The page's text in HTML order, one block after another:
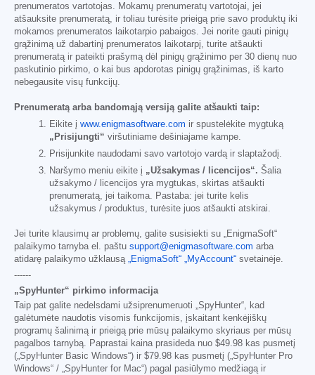
prenumeratos vartotojas. Mokamų prenumeratų vartotojai, jei
atšauksite prenumeratą, ir toliau turėsite prieigą prie savo produktų iki
mokamos prenumeratos laikotarpio pabaigos. Jei norite gauti pinigų
grąžinimą už dabartinį prenumeratos laikotarpį, turite atšaukti
prenumeratą ir pateikti prašymą dėl pinigų grąžinimo per 30 dienų nuo
paskutinio pirkimo, o kai bus apdorotas pinigų grąžinimas, iš karto
nebegausite visų funkcijų.
Prenumeratą arba bandomąją versiją galite atšaukti taip:
Eikite į www.enigmasoftware.com ir spustelėkite mygtuką
„Prisijungti“ viršutiniame dešiniajame kampe.
Prisijunkite naudodami savo vartotojo vardą ir slaptažodį.
Naršymo meniu eikite į „Užsakymas / licencijos“. Šalia
užsakymo / licencijos yra mygtukas, skirtas atšaukti
prenumeratą, jei taikoma. Pastaba: jei turite kelis
užsakymus / produktus, turėsite juos atšaukti atskirai.
Jei turite klausimų ar problemų, galite susisiekti su „EnigmaSoft“
palaikymo tarnyba el. paštu support@enigmasoftware.com arba
atidarę palaikymo užklausą „EnigmaSoft“ „MyAccount“ svetainėje.
------
„SpyHunter“ pirkimo informacija
Taip pat galite nedelsdami užsiprenumeruoti „SpyHunter“, kad
galėtumėte naudotis visomis funkcijomis, įskaitant kenkėjiškų
programų šalinimą ir prieigą prie mūsų palaikymo skyriaus per mūsų
pagalbos tarnybą. Paprastai kaina prasideda nuo $49.98 kas pusmetį
(„SpyHunter Basic Windows“) ir $79.98 kas pusmetį („SpyHunter Pro
Windows“ / „SpyHunter for Mac“) pagal pasiūlymo medžiagą ir